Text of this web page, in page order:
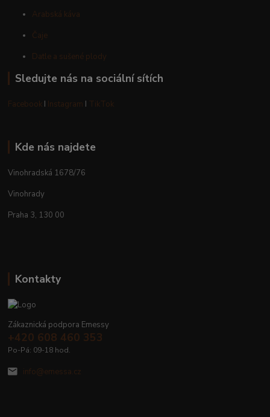
Arabská káva
Čaje
Datle a sušené plody
Sledujte nás na sociální sítích
Facebook I Instagram I TikTok
Kde nás najdete
Vinohradská 1678/76
Vinohrady
Praha 3, 130 00
Kontakty
Zákaznická podpora Emessy
+420 608 460 353
Po-Pá: 09-18 hod.
info@emessa.cz